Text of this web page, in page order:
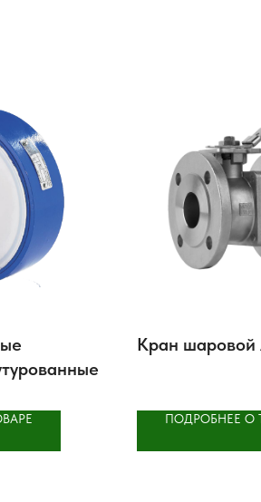
Кран шаровой
ПОДРОБНЕЕ О